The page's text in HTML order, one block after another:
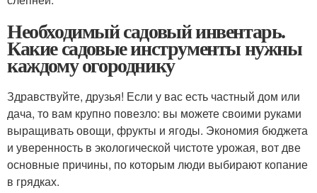
Необходимый садовый инвентарь.
Какие садовые инструменты нужны
каждому огороднику
Здравствуйте, друзья! Если у вас есть частный дом или
дача, то вам крупно повезло: вы можете своими руками
выращивать овощи, фрукты и ягоды. Экономия бюджета
и уверенность в экологической чистоте урожая, вот две
основные причины, по которым люди выбирают копание
в грядках.